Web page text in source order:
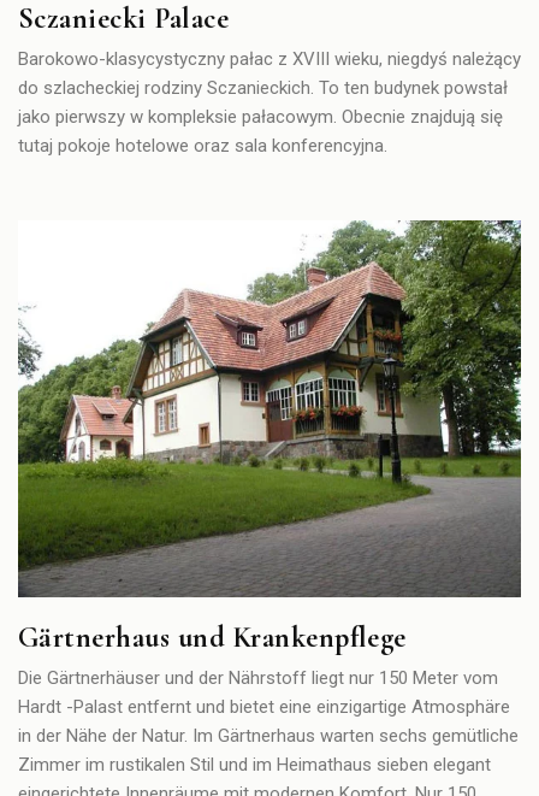
Sczaniecki Palace
Barokowo-klasycystyczny pałac z XVIII wieku, niegdyś należący
do szlacheckiej rodziny Sczanieckich. To ten budynek powstał
jako pierwszy w kompleksie pałacowym. Obecnie znajdują się
tutaj pokoje hotelowe oraz sala konferencyjna.
Gärtnerhaus und Krankenpflege
Die Gärtnerhäuser und der Nährstoff liegt nur 150 Meter vom
Hardt -Palast entfernt und bietet eine einzigartige Atmosphäre
in der Nähe der Natur. Im Gärtnerhaus warten sechs gemütliche
Zimmer im rustikalen Stil und im Heimathaus sieben elegant